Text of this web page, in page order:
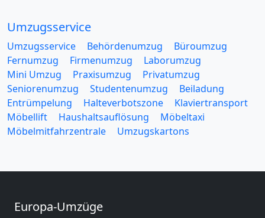
Umzugsservice
Umzugsservice Behördenumzug
Büroumzug
Fernumzug
Firmenumzug
Laborumzug
Mini Umzug
Praxisumzug
Privatumzug
Seniorenumzug
Studentenumzug
Beiladung
Entrümpelung
Halteverbotszone
Klaviertransport
Möbellift
Haushaltsauflösung
Möbeltaxi
Möbelmitfahrzentrale
Umzugskartons
Europa-Umzüge